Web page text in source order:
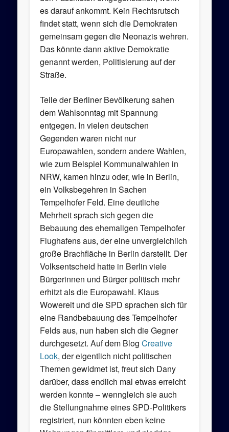
es darauf ankommt. Kein Rechtsrutsch
findet statt, wenn sich die Demokraten
gemeinsam gegen die Neonazis wehren.
Das könnte dann aktive Demokratie
genannt werden, Politisierung auf der
Straße.
Teile der Berliner Bevölkerung sahen
dem Wahlsonntag mit Spannung
entgegen. In vielen deutschen
Gegenden waren nicht nur
Europawahlen, sondern andere Wahlen,
wie zum Beispiel Kommunalwahlen in
NRW, kamen hinzu oder, wie in Berlin,
ein Volksbegehren in Sachen
Tempelhofer Feld. Eine deutliche
Mehrheit sprach sich gegen die
Bebauung des ehemaligen Tempelhofer
Flughafens aus, der eine unvergleichlich
große Brachfläche in Berlin darstellt. Der
Volksentscheid hatte in Berlin viele
Bürgerinnen und Bürger politisch mehr
erhitzt als die Europawahl. Klaus
Wowereit und die SPD sprachen sich für
eine Randbebauung des Tempelhofer
Felds aus, nun haben sich die Gegner
durchgesetzt. Auf dem BlogCreative
Look, der eigentlich nicht politischen
Themen gewidmet ist, freut sich Dany
darüber, dass endlich mal etwas erreicht
werden konnte – wenngleich sie auch
die Stellungnahme eines SPD-Politikers
registriert, nun könnten eben keine